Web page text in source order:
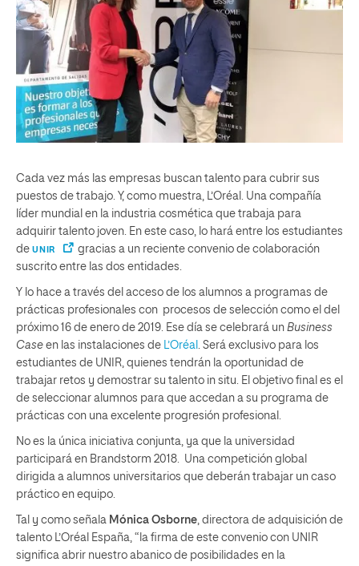
Cada vez más las empresas buscan talento para cubrir sus
puestos de trabajo. Y, como muestra, L’Oréal. Una compañía
líder mundial en la industria cosmética que trabaja para
adquirir talento joven. En este caso, lo hará entre los estudiantes
de UNIR
gracias a un reciente convenio de colaboración
suscrito entre las dos entidades.
Y lo hace a través del acceso de los alumnos a programas de
prácticas profesionales con procesos de selección como el del
próximo 16 de enero de 2019. Ese día se celebrará un Business
Case en las instalaciones de L’Oréal
. Será exclusivo para los
estudiantes de UNIR, quienes tendrán la oportunidad de
trabajar retos y demostrar su talento in situ. El objetivo final es el
de seleccionar alumnos para que accedan a su programa de
prácticas con una excelente progresión profesional.
No es la única iniciativa conjunta, ya que la universidad
participará en Brandstorm 2018. Una competición global
dirigida a alumnos universitarios que deberán trabajar un caso
práctico en equipo.
Tal y como señala Mónica Osborne , directora de adquisición de
talento L’Oréal España, “la firma de este convenio con UNIR
significa abrir nuestro abanico de posibilidades en la